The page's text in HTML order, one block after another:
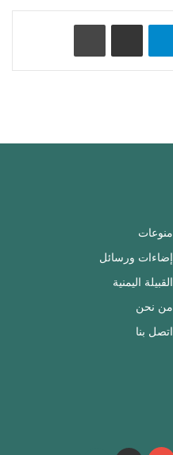
تيلقرام
منوعات
إضاءات ورسائل
القبيلة اليمنية
من نحن
اتصل بنا